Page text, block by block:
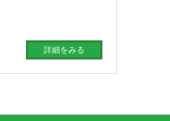
詳細をみる